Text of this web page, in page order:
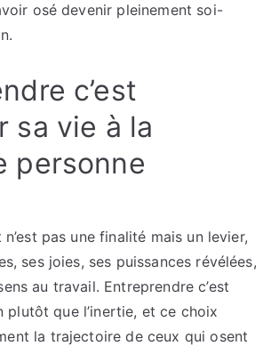
osé devenir pleinement soi-
c’est
sa vie à la
personne
n’est pas une finalité mais un levier,
ses joies, ses puissances révélées,
au travail. Entreprendre c’est
plutôt que l’inertie, et ce choix
la trajectoire de ceux qui osent